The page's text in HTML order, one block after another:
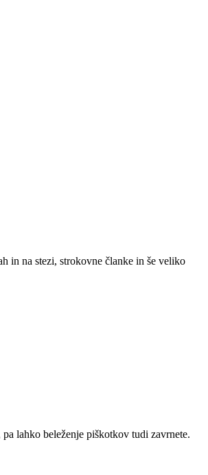
in na stezi, strokovne članke in še veliko
lahko beleženje piškotkov tudi zavrnete.